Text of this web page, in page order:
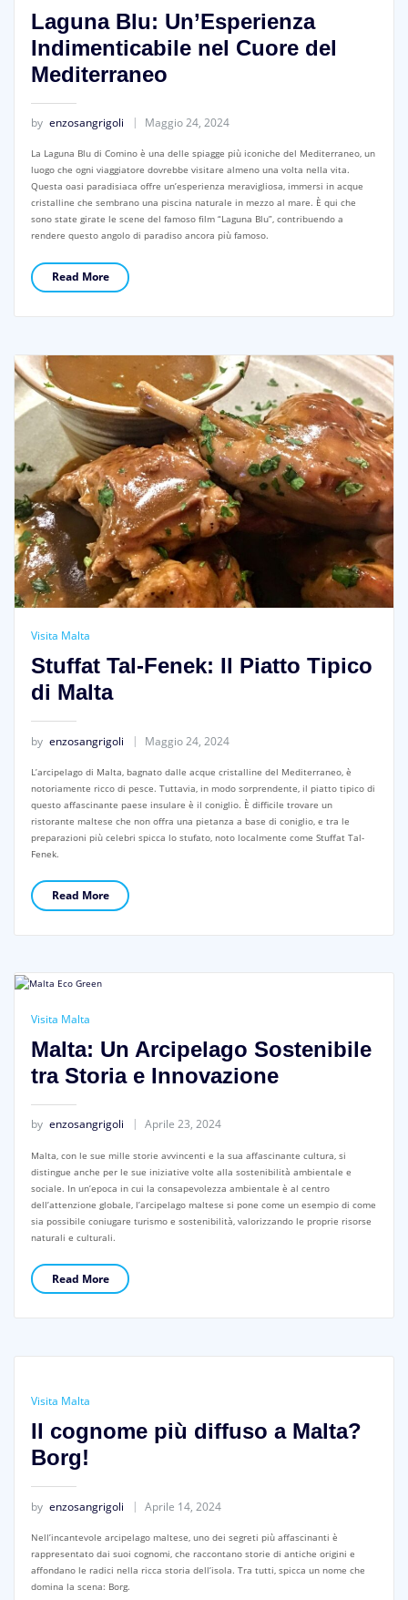
Laguna Blu: Un’Esperienza
Indimenticabile nel Cuore del
Mediterraneo
by enzosangrigoli Maggio 24, 2024
La Laguna Blu di Comino è una delle spiagge più iconiche del Mediterraneo, un
luogo che ogni viaggiatore dovrebbe visitare almeno una volta nella vita.
Questa oasi paradisiaca offre un’esperienza meravigliosa, immersi in acque
cristalline che sembrano una piscina naturale in mezzo al mare. È qui che
sono state girate le scene del famoso film “Laguna Blu”, contribuendo a
rendere questo angolo di paradiso ancora più famoso.
Read More
Visita Malta
Stuffat Tal-Fenek: Il Piatto Tipico
di Malta
by enzosangrigoli Maggio 24, 2024
L’arcipelago di Malta, bagnato dalle acque cristalline del Mediterraneo, è
notoriamente ricco di pesce. Tuttavia, in modo sorprendente, il piatto tipico di
questo affascinante paese insulare è il coniglio. È difficile trovare un
ristorante maltese che non offra una pietanza a base di coniglio, e tra le
preparazioni più celebri spicca lo stufato, noto localmente come Stuffat Tal-
Fenek.
Read More
Visita Malta
Malta: Un Arcipelago Sostenibile
tra Storia e Innovazione
by enzosangrigoli Aprile 23, 2024
Malta, con le sue mille storie avvincenti e la sua affascinante cultura, si
distingue anche per le sue iniziative volte alla sostenibilità ambientale e
sociale. In un’epoca in cui la consapevolezza ambientale è al centro
dell’attenzione globale, l’arcipelago maltese si pone come un esempio di come
sia possibile coniugare turismo e sostenibilità, valorizzando le proprie risorse
naturali e culturali.
Read More
Visita Malta
Il cognome più diffuso a Malta?
Borg!
by enzosangrigoli Aprile 14, 2024
Nell’incantevole arcipelago maltese, uno dei segreti più affascinanti è
rappresentato dai suoi cognomi, che raccontano storie di antiche origini e
affondano le radici nella ricca storia dell’isola. Tra tutti, spicca un nome che
domina la scena: Borg.